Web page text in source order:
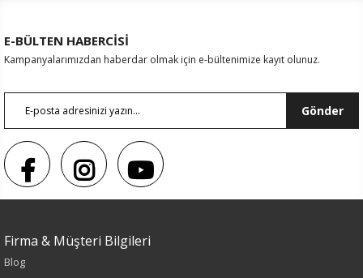
E-BÜLTEN HABERCİSİ
Kampanyalarımızdan haberdar olmak için e-bültenimize kayıt olunuz.
Gönder
Firma & Müşteri Bilgileri
Blog